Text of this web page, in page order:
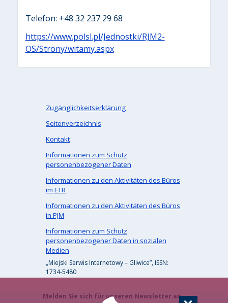
Telefon: +48 32 237 29 68
https://www.polsl.pl/Jednostki/RJM2-
OS/Strony/witamy.aspx
Zugänglichkeitserklärung
Seitenverzeichnis
Kontakt
Informationen zum Schutz
personenbezogener Daten
Informationen zu den Aktivitäten des Büros
im ETR
Informationen zu den Aktivitäten des Büros
in PJM
Informationen zum Schutz
personenbezogener Daten in sozialen
Medien
„Miejski Serwis Internetowy – Gliwice”, ISSN:
1734-5480
Melden Sie sich für unseren Newsletter an